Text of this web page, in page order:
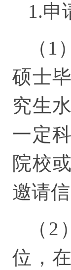
1.申
（
硕士
究生
一定
院校
邀请
（
位，